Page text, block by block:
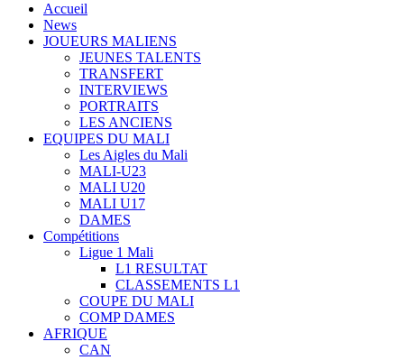
Accueil
News
JOUEURS MALIENS
JEUNES TALENTS
TRANSFERT
INTERVIEWS
PORTRAITS
LES ANCIENS
EQUIPES DU MALI
Les Aigles du Mali
MALI-U23
MALI U20
MALI U17
DAMES
Compétitions
Ligue 1 Mali
L1 RESULTAT
CLASSEMENTS L1
COUPE DU MALI
COMP DAMES
AFRIQUE
CAN